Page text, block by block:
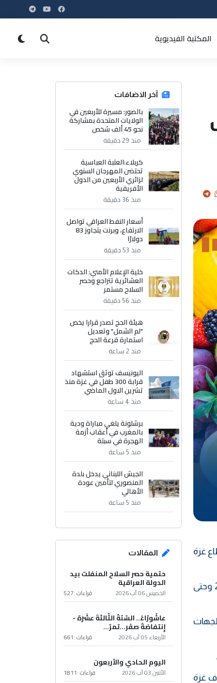
المكتبة الفيديوية
غزة
وكشفت بيانات الوزارة أن شركات من تركيا والأردن هي أكثر من صدر المنتجات منذ 8 تشرين الاول 2023 وحتى
غزة
آخر الاضافات
بالصور: مسيرة للأربعين في
الولايات المتحدة بمشاركة
نحو 45 ألف شخص
منذ 29 دقيقة
كربلاء:العتبة العباسية
تحتضن المهرجان السنوي
لزائري الأربعين من الدول
الأفريقية
منذ 36 دقيقة
أسعار النفط العراقي تواصل
الارتفاع، وبرنت يتجاوز 83
دولارًا
منذ 53 دقيقة
خلية الإعلام الأمني: الدكات
العشائرية تتراجع وحصر
السلاح مستمر
منذ 56 دقيقة
هيئة الحج تصدر قرارا يخص
"لم الشمل" وتعديل
استمارة قرعة الحج
منذ 2 ساعة
اليونيسف توثق استشهاد
قرابة 300 طفل في غزة منذ
تشرين الاول الماضي
منذ 4 ساعة
برشلونة يلغي مباراة ودية
بالمغرب في أعقاب أزمة
الهجرة في سبتة
منذ 5 ساعة
الجيش اللبناني يدخل بلدة
المنصوري لتأمين عودة
الأهالي
منذ 5 ساعة
المقالات
حتمية حصر السلاح المنفلت بيد
الدولة العراقية
الخميس 06 آب 2026 قراءات :527
عاشُورْاءُ.. السّنَةُ الثّالثةَ عشَرَة -
إِنتفاضةُ صفَر…تمرّ...
الأربعاء 05 آب 2026 قراءات :661
اليوم الحادي والأربعون
الأثنين 03 آب 2026 قراءات :1811